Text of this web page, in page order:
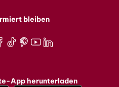
bleiben
App herunterladen